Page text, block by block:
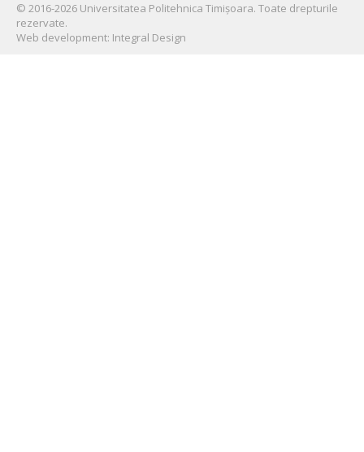
© 2016-2026 Universitatea Politehnica Timișoara. Toate drepturile
rezervate.
Web development: Integral Design